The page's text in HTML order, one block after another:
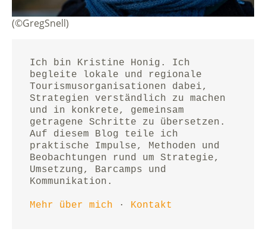
(©GregSnell)
Ich bin Kristine Honig. Ich
begleite lokale und regionale
Tourismusorganisationen dabei,
Strategien verständlich zu machen
und in konkrete, gemeinsam
getragene Schritte zu übersetzen.
Auf diesem Blog teile ich
praktische Impulse, Methoden und
Beobachtungen rund um Strategie,
Umsetzung, Barcamps und
Kommunikation.
Mehr über mich · Kontakt